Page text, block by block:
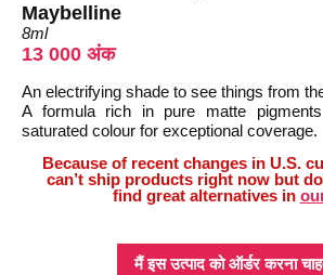
Maybelline
8ml
13 000 अंक
An electrifying shade to see things from
A formula rich in pure matte
saturated colour for exceptional coverage.
Because of recent changes in U.S.
can’t ship products right now but
find great alternatives in
मैं इस उत्पाद को ऑर्डर करना